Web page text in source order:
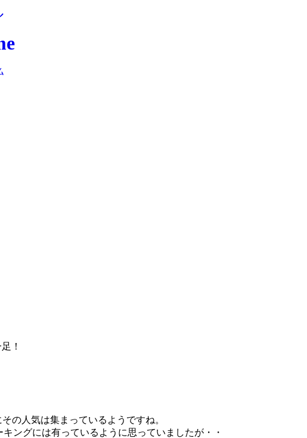
！
の人気は集まっているようですね。
ングには有っているように思っていましたが・・